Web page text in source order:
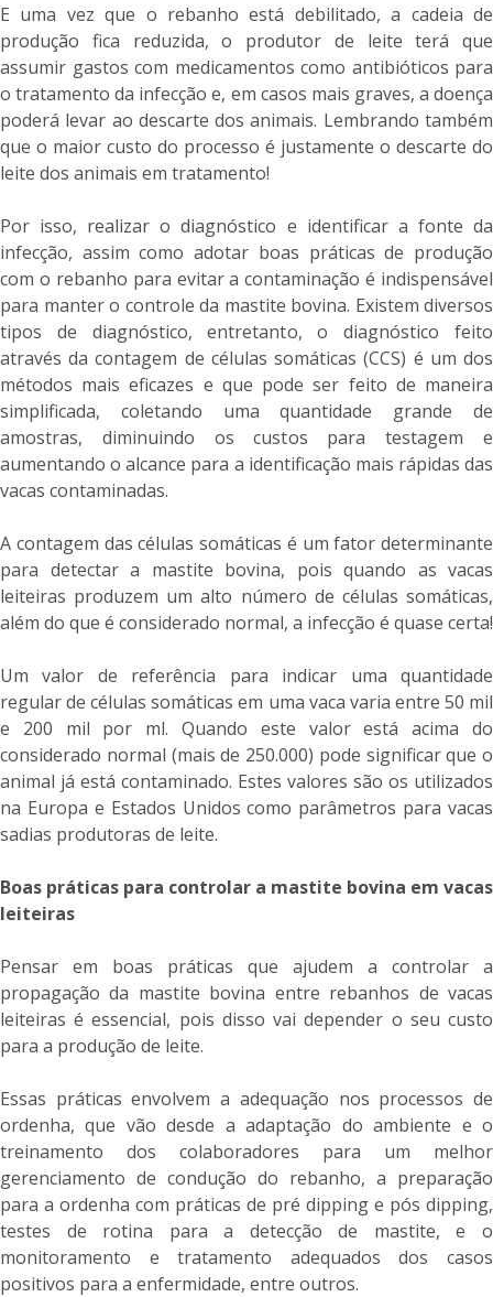
E uma vez que o rebanho está debilitado, a cadeia de
produção fica reduzida, o produtor de leite terá que
assumir gastos com medicamentos como antibióticos para
o tratamento da infecção e, em casos mais graves, a doença
poderá levar ao descarte dos animais. Lembrando também
que o maior custo do processo é justamente o descarte do
leite dos animais em tratamento!
Por isso, realizar o diagnóstico e identificar a fonte da
infecção, assim como adotar boas práticas de produção
com o rebanho para evitar a contaminação é indispensável
para manter o controle da mastite bovina. Existem diversos
tipos de diagnóstico, entretanto, o diagnóstico feito
através da contagem de células somáticas (CCS) é um dos
métodos mais eficazes e que pode ser feito de maneira
simplificada, coletando uma quantidade grande de
amostras, diminuindo os custos para testagem e
aumentando o alcance para a identificação mais rápidas das
vacas contaminadas.
A contagem das células somáticas é um fator determinante
para detectar a mastite bovina, pois quando as vacas
leiteiras produzem um alto número de células somáticas,
além do que é considerado normal, a infecção é quase certa!
Um valor de referência para indicar uma quantidade
regular de células somáticas em uma vaca varia entre 50 mil
e 200 mil por ml. Quando este valor está acima do
considerado normal (mais de 250.000) pode significar que o
animal já está contaminado. Estes valores são os utilizados
na Europa e Estados Unidos como parâmetros para vacas
sadias produtoras de leite.
Boas práticas para controlar a mastite bovina em vacas
leiteiras
Pensar em boas práticas que ajudem a controlar a
propagação da mastite bovina entre rebanhos de vacas
leiteiras é essencial, pois disso vai depender o seu custo
para a produção de leite.
Essas práticas envolvem a adequação nos processos de
ordenha, que vão desde a adaptação do ambiente e o
treinamento dos colaboradores para um melhor
gerenciamento de condução do rebanho, a preparação
para a ordenha com práticas de pré dipping e pós dipping,
testes de rotina para a detecção de mastite, e o
monitoramento e tratamento adequados dos casos
positivos para a enfermidade, entre outros.